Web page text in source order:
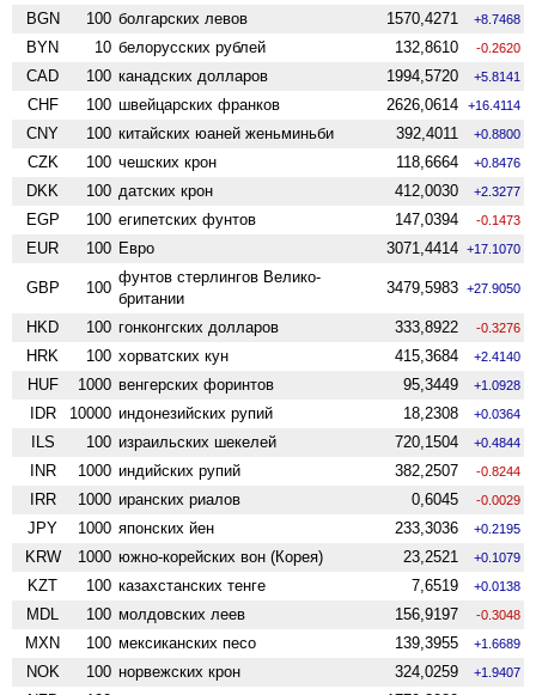
BGN 100 болгарских левов 1570,4271 +8.7468
BYN 10 белорусских рублей 132,8610 -0.2620
CAD 100 канадских долларов 1994,5720 +5.8141
CHF 100 швейцарских франков 2626,0614 +16.4114
CNY 100 китайских юаней женьминьби 392,4011 +0.8800
CZK 100 чешских крон 118,6664 +0.8476
DKK 100 датских крон 412,0030 +2.3277
EGP 100 египетских фунтов 147,0394 -0.1473
EUR 100 Евро 3071,4414 +17.1070
GBP 100
фунтов стерлингов Велико­
британии
3479,5983 +27.9050
HKD 100 гонконгских долларов 333,8922 -0.3276
HRK 100 хорватских кун 415,3684 +2.4140
HUF 1000 венгерских форинтов 95,3449 +1.0928
IDR 10000 индонезийских рупий 18,2308 +0.0364
ILS 100 израильских шекелей 720,1504 +0.4844
INR 1000 индийских рупий 382,2507 -0.8244
IRR 1000 иранских риалов 0,6045 -0.0029
JPY 1000 японских йен 233,3036 +0.2195
KRW 1000 южно-корейских вон (Корея) 23,2521 +0.1079
KZT 100 казахстанских тенге 7,6519 +0.0138
MDL 100 молдовских леев 156,9197 -0.3048
MXN 100 мексиканских песо 139,3955 +1.6689
NOK 100 норвежских крон 324,0259 +1.9407